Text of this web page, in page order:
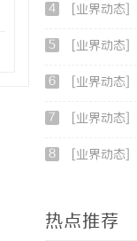
4 [业界动态]
5 [业界动态]
6 [业界动态]
7 [业界动态]
8 [业界动态]
热点推荐